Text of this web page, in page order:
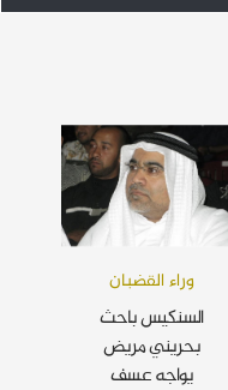
وراء القضبان
السنكيس باحث
بحريني مريض
يواجه عسف